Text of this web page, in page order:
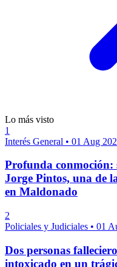
Lo más visto
1
Interés General • 01 Aug
Profunda conmoción:
Jorge Pintos, una de
en Maldonado
2
Policiales y Judiciales • 01
Dos personas
intoxicado en un